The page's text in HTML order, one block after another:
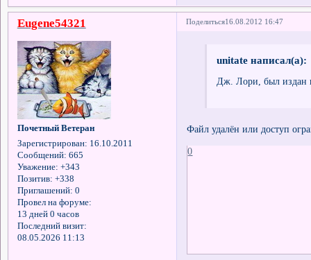
Поделиться16.08.2012 16:47
Eugene54321
Почетный Ветеран
Зарегистрирован: 16.10.2011
Сообщений: 665
Уважение: +343
Позитив: +338
Приглашений: 0
Провел на форуме:
13 дней 0 часов
Последний визит:
08.05.2026 11:13
unitate написал(а):
Дж. Лори, был издан
Файл удалён или доступ
0